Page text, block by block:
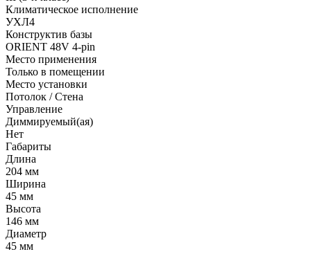
Климатическое исполнение
УХЛ4
Конструктив базы
ORIENT 48V 4-pin
Место применения
Только в помещении
Место установки
Потолок / Cтена
Управление
Диммируемый(ая)
Нет
Габариты
Длина
204 мм
Ширина
45 мм
Высота
146 мм
Диаметр
45 мм